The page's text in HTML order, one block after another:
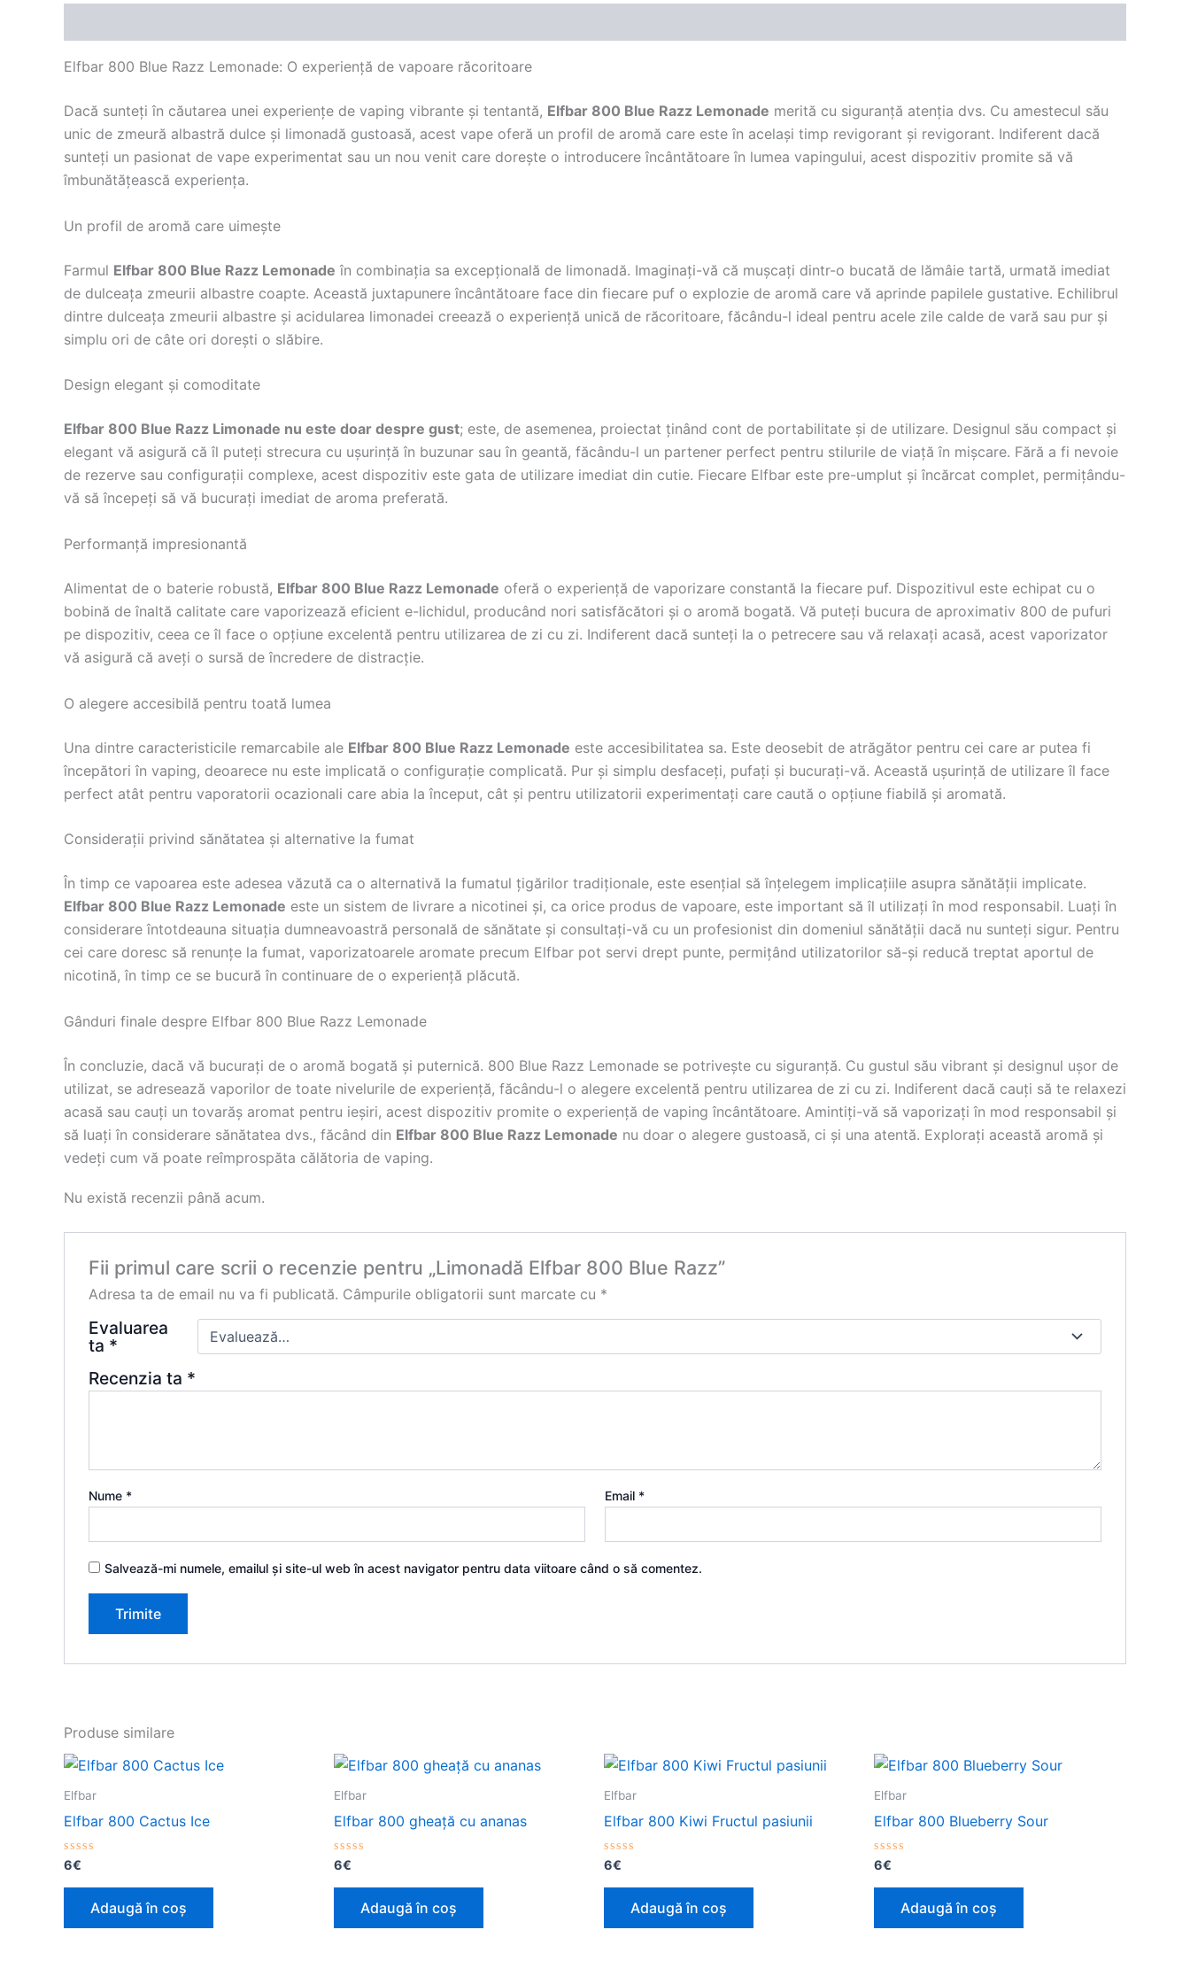
Elfbar 800 Blue Razz Lemonade: O experiență de vapoare răcoritoare
Dacă sunteți în căutarea unei experiențe de vaping vibrante și tentantă, Elfbar 800 Blue Razz Lemonade merită cu siguranță atenția dvs. Cu amestecul său
unic de zmeură albastră dulce și limonadă gustoasă, acest vape oferă un profil de aromă care este în același timp revigorant și revigorant. Indiferent dacă
sunteți un pasionat de vape experimentat sau un nou venit care dorește o introducere încântătoare în lumea vapingului, acest dispozitiv promite să vă
îmbunătățească experiența.
Un profil de aromă care uimește
Farmul Elfbar 800 Blue Razz Lemonade în combinația sa excepțională de limonadă. Imaginați-vă că mușcați dintr-o bucată de lămâie tartă, urmată imediat
de dulceața zmeurii albastre coapte. Această juxtapunere încântătoare face din fiecare puf o explozie de aromă care vă aprinde papilele gustative. Echilibrul
dintre dulceața zmeurii albastre și acidularea limonadei creează o experiență unică de răcoritoare, făcându-l ideal pentru acele zile calde de vară sau pur și
simplu ori de câte ori dorești o slăbire.
Design elegant și comoditate
Elfbar 800 Blue Razz Limonade nu este doar despre gust; este, de asemenea, proiectat ținând cont de portabilitate și de utilizare. Designul său compact și
elegant vă asigură că îl puteți strecura cu ușurință în buzunar sau în geantă, făcându-l un partener perfect pentru stilurile de viață în mișcare. Fără a fi nevoie
de rezerve sau configurații complexe, acest dispozitiv este gata de utilizare imediat din cutie. Fiecare Elfbar este pre-umplut și încărcat complet, permițându-
vă să începeți să vă bucurați imediat de aroma preferată.
Performanță impresionantă
Alimentat de o baterie robustă, Elfbar 800 Blue Razz Lemonade oferă o experiență de vaporizare constantă la fiecare puf. Dispozitivul este echipat cu o
bobină de înaltă calitate care vaporizează eficient e-lichidul, producând nori satisfăcători și o aromă bogată. Vă puteți bucura de aproximativ 800 de pufuri
pe dispozitiv, ceea ce îl face o opțiune excelentă pentru utilizarea de zi cu zi. Indiferent dacă sunteți la o petrecere sau vă relaxați acasă, acest vaporizator
vă asigură că aveți o sursă de încredere de distracție.
O alegere accesibilă pentru toată lumea
Una dintre caracteristicile remarcabile ale Elfbar 800 Blue Razz Lemonade este accesibilitatea sa. Este deosebit de atrăgător pentru cei care ar putea fi
începători în vaping, deoarece nu este implicată o configurație complicată. Pur și simplu desfaceți, pufați și bucurați-vă. Această ușurință de utilizare îl face
perfect atât pentru vaporatorii ocazionali care abia la început, cât și pentru utilizatorii experimentați care caută o opțiune fiabilă și aromată.
Considerații privind sănătatea și alternative la fumat
În timp ce vapoarea este adesea văzută ca o alternativă la fumatul țigărilor tradiționale, este esențial să înțelegem implicațiile asupra sănătății implicate.
Elfbar 800 Blue Razz Lemonade este un sistem de livrare a nicotinei și, ca orice produs de vapoare, este important să îl utilizați în mod responsabil. Luați în
considerare întotdeauna situația dumneavoastră personală de sănătate și consultați-vă cu un profesionist din domeniul sănătății dacă nu sunteți sigur. Pentru
cei care doresc să renunțe la fumat, vaporizatoarele aromate precum Elfbar pot servi drept punte, permițând utilizatorilor să-și reducă treptat aportul de
nicotină, în timp ce se bucură în continuare de o experiență plăcută.
Gânduri finale despre Elfbar 800 Blue Razz Lemonade
În concluzie, dacă vă bucurați de o aromă bogată și puternică. 800 Blue Razz Lemonade se potrivește cu siguranță. Cu gustul său vibrant și designul ușor de
utilizat, se adresează vaporilor de toate nivelurile de experiență, făcându-l o alegere excelentă pentru utilizarea de zi cu zi. Indiferent dacă cauți să te relaxezi
acasă sau cauți un tovarăș aromat pentru ieșiri, acest dispozitiv promite o experiență de vaping încântătoare. Amintiți-vă să vaporizați în mod responsabil și
să luați în considerare sănătatea dvs., făcând din Elfbar 800 Blue Razz Lemonade nu doar o alegere gustoasă, ci și una atentă. Explorați această aromă și
vedeți cum vă poate reîmprospăta călătoria de vaping.
Nu există recenzii până acum.
Fii primul care scrii o recenzie pentru „Limonadă Elfbar 800 Blue Razz”
Adresa ta de email nu va fi publicată. Câmpurile obligatorii sunt marcate cu *
Evaluarea
ta *
Recenzia ta *
Nume * Email *
Salvează-mi numele, emailul și site-ul web în acest navigator pentru data viitoare când o să comentez.
Produse similare
Elfbar
Elfbar 800 Cactus Ice
Evaluat
0
6€
Adaugă în coș
Elfbar
Elfbar 800 gheață cu ananas
Evaluat
0
6€
Adaugă în coș
Elfbar
Elfbar 800 Kiwi Fructul pasiunii
Evaluat
0
6€
Adaugă în coș
Elfbar
Elfbar 800 Blueberry Sour
Evaluat
0
6€
Adaugă în coș